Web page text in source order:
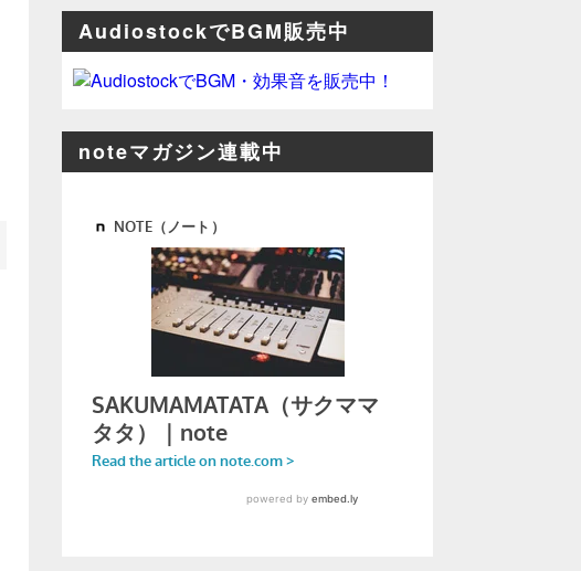
AudiostockでBGM販売中
noteマガジン連載中